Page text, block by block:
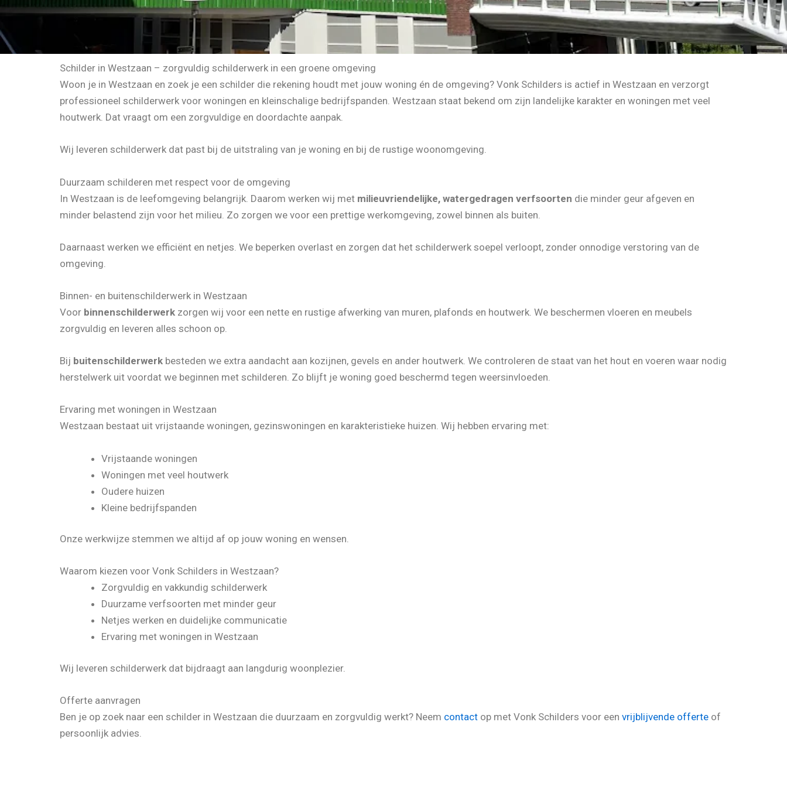
Schilder in Westzaan – zorgvuldig schilderwerk in een groene omgeving
Woon je in Westzaan en zoek je een schilder die rekening houdt met jouw woning én de omgeving? Vonk Schilders is actief in Westzaan en verzorgt
professioneel schilderwerk voor woningen en kleinschalige bedrijfspanden. Westzaan staat bekend om zijn landelijke karakter en woningen met veel
houtwerk. Dat vraagt om een zorgvuldige en doordachte aanpak.
Wij leveren schilderwerk dat past bij de uitstraling van je woning en bij de rustige woonomgeving.
Duurzaam schilderen met respect voor de omgeving
In Westzaan is de leefomgeving belangrijk. Daarom werken wij met milieuvriendelijke, watergedragen verfsoorten die minder geur afgeven en
minder belastend zijn voor het milieu. Zo zorgen we voor een prettige werkomgeving, zowel binnen als buiten.
Daarnaast werken we efficiënt en netjes. We beperken overlast en zorgen dat het schilderwerk soepel verloopt, zonder onnodige verstoring van de
omgeving.
Binnen- en buitenschilderwerk in Westzaan
Voor binnenschilderwerk zorgen wij voor een nette en rustige afwerking van muren, plafonds en houtwerk. We beschermen vloeren en meubels
zorgvuldig en leveren alles schoon op.
Bij buitenschilderwerk besteden we extra aandacht aan kozijnen, gevels en ander houtwerk. We controleren de staat van het hout en voeren waar nodig
herstelwerk uit voordat we beginnen met schilderen. Zo blijft je woning goed beschermd tegen weersinvloeden.
Ervaring met woningen in Westzaan
Westzaan bestaat uit vrijstaande woningen, gezinswoningen en karakteristieke huizen. Wij hebben ervaring met:
Vrijstaande woningen
Woningen met veel houtwerk
Oudere huizen
Kleine bedrijfspanden
Onze werkwijze stemmen we altijd af op jouw woning en wensen.
Waarom kiezen voor Vonk Schilders in Westzaan?
Zorgvuldig en vakkundig schilderwerk
Duurzame verfsoorten met minder geur
Netjes werken en duidelijke communicatie
Ervaring met woningen in Westzaan
Wij leveren schilderwerk dat bijdraagt aan langdurig woonplezier.
Offerte aanvragen
Ben je op zoek naar een schilder in Westzaan die duurzaam en zorgvuldig werkt? Neem contact op met Vonk Schilders voor een vrijblijvende offerte of
persoonlijk advies.